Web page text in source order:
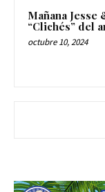
Mañana Jesse
“Clichés” del
octubre 10, 2024